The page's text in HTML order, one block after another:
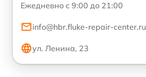
Ежедневно с 9:00 до 21:00
info@hbr.fluke-repair-center.ru
ул. Ленина, 23